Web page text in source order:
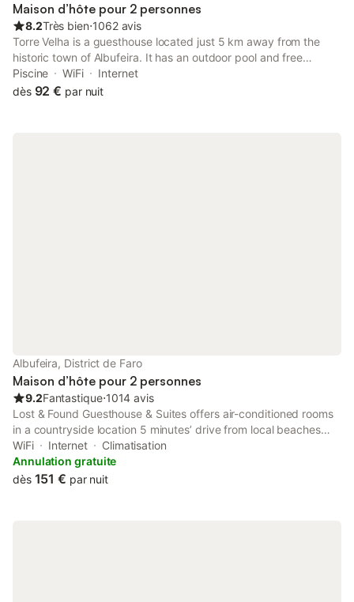
Maison d’hôte pour 2 personnes
8.2Très bien⋅1062 avis
Torre Velha is a guesthouse located just 5 km away from the
historic town of Albufeira. It has an outdoor pool and free
parking is available on site. Satellite TV and a balcony are
offered in all rooms and some feature sea views.
Piscine WiFi
Internet
dès 92 € par nuit
Albufeira, District de Faro
Maison d’hôte pour 2 personnes
9.2Fantastique⋅1014 avis
Lost & Found Guesthouse & Suites offers air-conditioned rooms
in a countryside location 5 minutes’ drive from local beaches
and Albufeira. Accommodation surrounds a sun terrace with
grass area and there is free Wi-Fi and parking.
WiFi Internet
Climatisation
Annulation gratuite
dès 151 € par nuit